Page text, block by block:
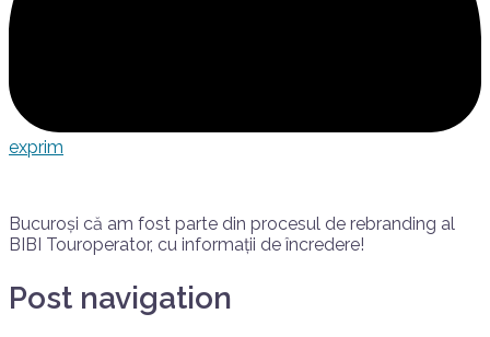
exprim
Bucuroși că am fost parte din procesul de rebranding al
BIBI Touroperator, cu informații de încredere!
Post navigation